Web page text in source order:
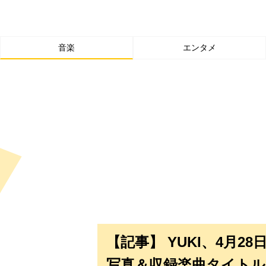
音楽 エンタメ
【記事】 YUKI、4月